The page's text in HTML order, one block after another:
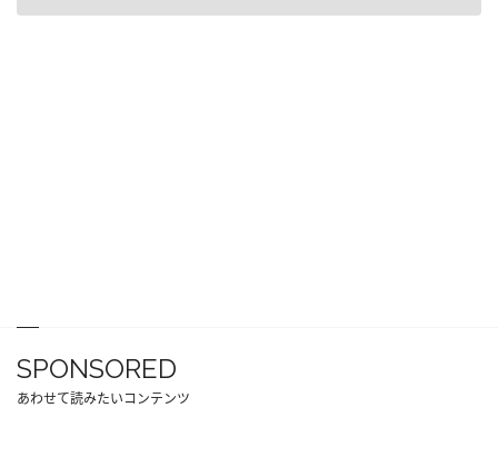
SPONSORED
あわせて読みたいコンテンツ